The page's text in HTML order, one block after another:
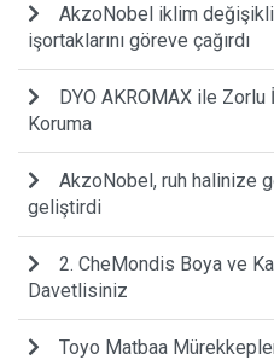
AkzoNobel iklim
işortaklarını göreve çağırdı
DYO AKROMAX ile Zorlu
Koruma
AkzoNobel, ruh halinize
geliştirdi
2. CheMondis Boya ve
Davetlisiniz
Toyo Matbaa